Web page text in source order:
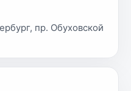
пр. Обуховской